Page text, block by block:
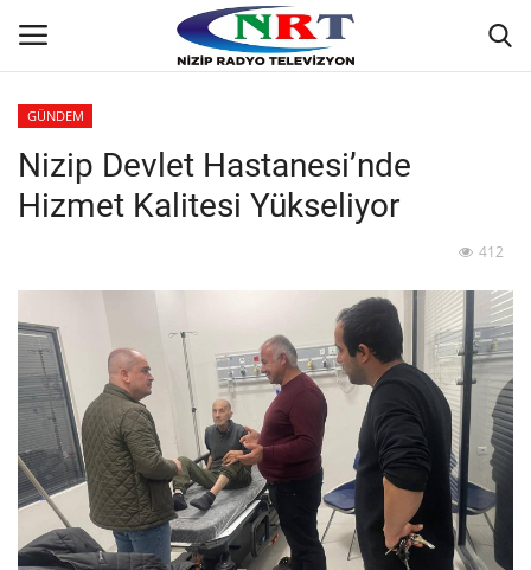
Ana
GÜNDEM
Siyaset
Ekonomi
Yaşam
Spor
GÜNDEM
Nizip Devlet Hastanesi’nde
Hizmet Kalitesi Yükseliyor
412